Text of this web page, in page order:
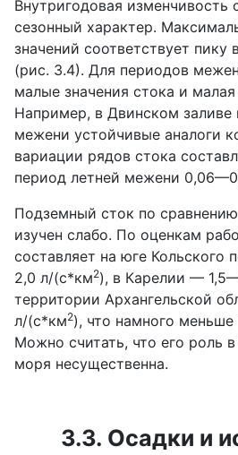
Внутригодовая изменчивость
сезонный характер.
значений соответствует пику
(рис. 3.4). Для периодов
малые значения стока и
Например, в Двинском заливе
межени устойчивые аналоги
вариации рядов стока
период летней межени
Подземный сток по
изучен слабо. По оценкам
составляет на юге Кольского
2,0 л/(с*км2), в Карелии —
территории Архангельской
л/(с*км2), что намного меньше
Можно считать, что его роль
моря несущественна.
3.3. Осадки и